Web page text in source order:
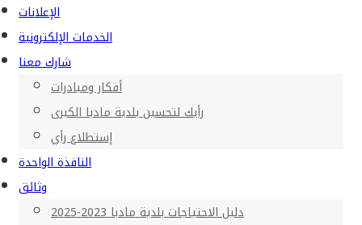
الإعلانات
الخدمات الإلكترونية
شارك معنا
أفكار ومبادرات
رأيك لتحسين بلدية مادبا الكبرى
إستطلاع رأي
النافذة الواحدة
وثائق
دليل الاحتياجات بلدية مادبا 2023-2025